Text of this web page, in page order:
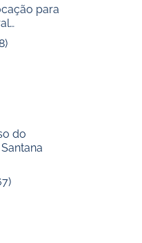
para
do